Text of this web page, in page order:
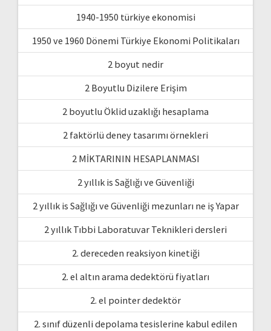
1940-1950 türkiye ekonomisi
1950 ve 1960 Dönemi Türkiye Ekonomi Politikaları
2 boyut nedir
2 Boyutlu Dizilere Erişim
2 boyutlu Öklid uzaklığı hesaplama
2 faktörlü deney tasarımı örnekleri
2 MİKTARININ HESAPLANMASI
2 yıllık is Sağlığı ve Güvenliği
2 yıllık is Sağlığı ve Güvenliği mezunları ne iş Yapar
2 yıllık Tıbbi Laboratuvar Teknikleri dersleri
2. dereceden reaksiyon kinetiği
2. el altın arama dedektörü fiyatları
2. el pointer dedektör
2. sınıf düzenli depolama tesislerine kabul edilen